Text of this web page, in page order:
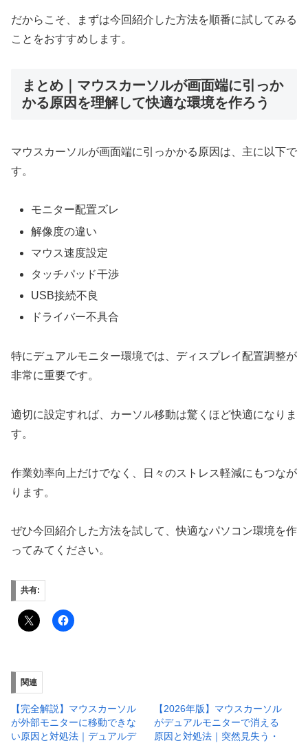
だからこそ、まずは今回紹介した方法を順番に試してみる
ことをおすすめします。
まとめ｜マウスカーソルが画面端に引っか
かる原因を理解して快適な環境を作ろう
マウスカーソルが画面端に引っかかる原因は、主に以下で
す。
モニター配置ズレ
解像度の違い
マウス速度設定
タッチパッド干渉
USB接続不良
ドライバー不具合
特にデュアルモニター環境では、ディスプレイ配置調整が
非常に重要です。
適切に設定すれば、カーソル移動は驚くほど快適になりま
す。
作業効率向上だけでなく、日々のストレス軽減にもつなが
ります。
ぜひ今回紹介した方法を試して、快適なパソコン環境を作
ってみてください。
共有:
関連
【完全解説】マウスカーソル
が外部モニターに移動できな
い原因と対処法｜デュアルデ
【2026年版】マウスカーソル
がデュアルモニターで消える
原因と対処法｜突然見失う・